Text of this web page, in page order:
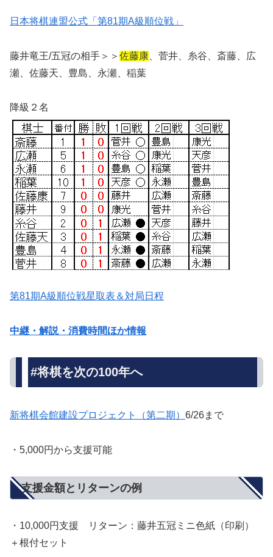
日本将棋連盟公式「第81期A級順位戦」
藤井竜王/五冠の相手＞＞ 佐藤康 、菅井、糸谷、斎藤、広
瀬、佐藤天、豊島、永瀬、稲葉
降級２名
第81期A級順位戦星取表＆対局日程
中継・解説・消費時間ほか情報
#将棋を次の100年へ
新将棋会館建設プロジェクト（第二期） 6/26まで
・5,000円から支援可能
支援金額とリターンの例
・10,000円支援 リターン：藤井五冠ミニ色紙（印刷）
＋根付セット